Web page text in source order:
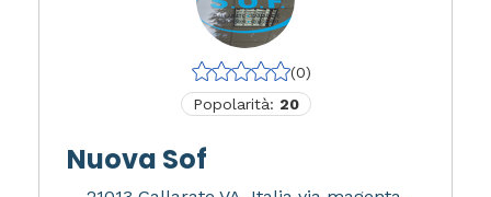
(0)
Popolarità: 20
Nuova Sof